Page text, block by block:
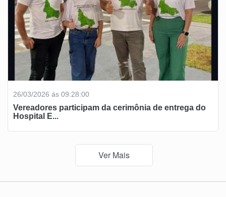
26/03/2026 ás 09:28:00
Vereadores participam da cerimônia de entrega do
Hospital E...
Ver Mais